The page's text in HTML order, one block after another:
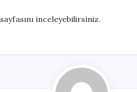
sayfasını inceleyebilirsiniz.